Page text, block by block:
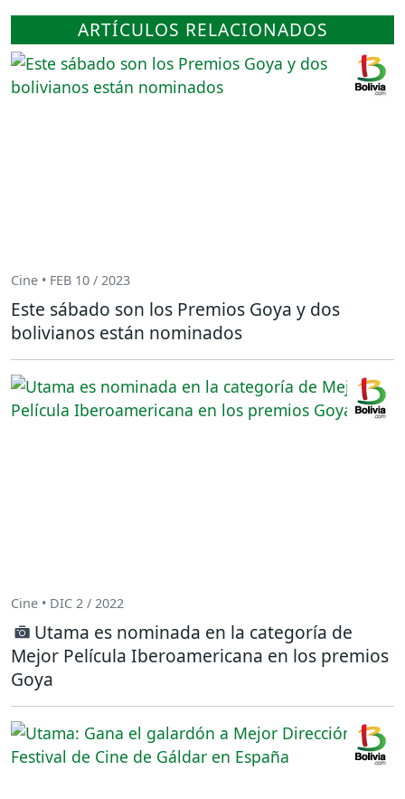
ARTÍCULOS RELACIONADOS
Cine • FEB 10 / 2023
Este sábado son los Premios Goya y dos
bolivianos están nominados
Cine • DIC 2 / 2022
Utama es nominada en la categoría de
Mejor Película Iberoamericana en los premios
Goya